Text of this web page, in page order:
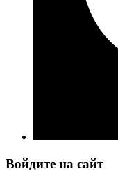
Войдите на сайт